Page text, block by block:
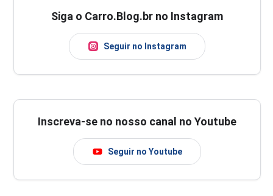
Siga o Carro.Blog.br no Instagram
Seguir no Instagram
Inscreva-se no nosso canal no Youtube
Seguir no Youtube